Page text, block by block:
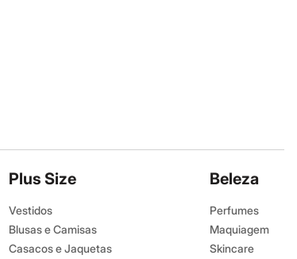
Plus Size
Vestidos
Blusas e Camisas
Casacos e Jaquetas
Beleza
Perfumes
Maquiagem
Skincare